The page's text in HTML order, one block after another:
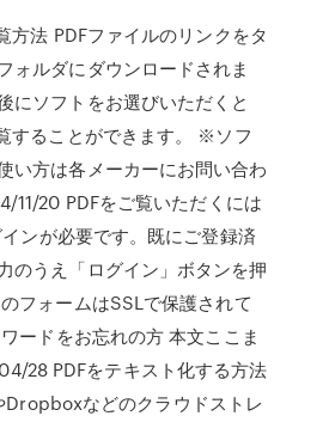
方法 PDFファイルのリンクをタ
ォルダにダウンロードされま
にソフトをお選びいただくと
することができます。 ※ソフ
い方は各メーカーにお問い合わ
11/20 PDFをご覧いただくには
ンが必要です。既にご登録済
のうえ「ログイン」ボタンを押
フォームはSSLで保護されて
ードをお忘れの方 本文ここま
28 PDFをテキスト化する方法
などのクラウドストレ